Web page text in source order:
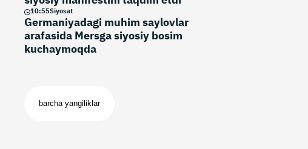
10:55Siyosat
Germaniyadagi muhim saylovlar
arafasida Mersga siyosiy bosim
kuchaymoqda
barcha yangiliklar